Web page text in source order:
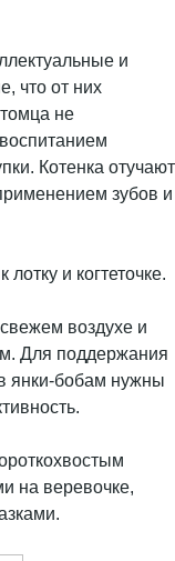
и
что от них
не
Котенка отучают
зубов и
и когтеточке.
воздухе и
Для поддержания
янки-бобам нужны
на веревочке,